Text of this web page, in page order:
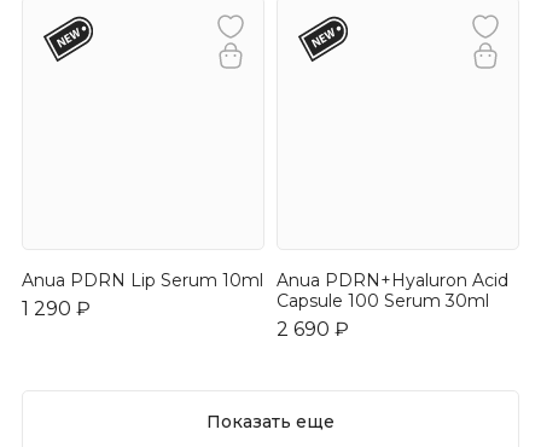
Anua PDRN Lip Serum 10ml
1 290 ₽
Anua PDRN+Hyaluron Acid
Capsule 100 Serum 30ml
2 690 ₽
Показать еще